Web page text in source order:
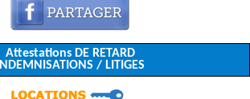
Attestations DE RETARD
INDEMNISATIONS / LITIGES